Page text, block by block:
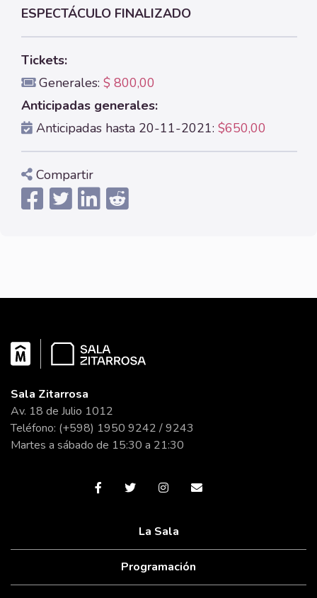
ESPECTÁCULO FINALIZADO
Tickets:
Generales: $ 800,00
Anticipadas generales:
Anticipadas hasta 20-11-2021: $650,00
Compartir
Sala Zitarrosa
Av. 18 de Julio 1012
Teléfono: (+598) 1950 9242 / 9243
Martes a sábado de 15:30 a 21:30
La Sala
Programación